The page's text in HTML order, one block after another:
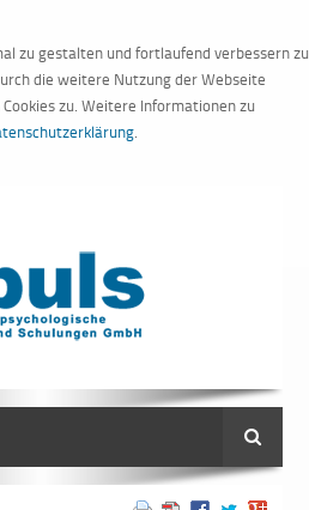
zu gestalten und fortlaufend verbessern zu
die weitere Nutzung der Webseite
zu. Weitere Informationen zu
.
Suche